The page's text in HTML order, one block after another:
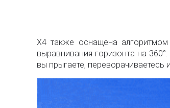
X4 также оснащена
выравнивания горизонта на 360°.
вы прыгаете, переворачиваетесь